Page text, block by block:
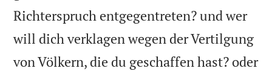
Richterspruch entgegentreten? und wer
will dich verklagen wegen der Vertilgung
von Völkern, die du geschaffen hast? oder